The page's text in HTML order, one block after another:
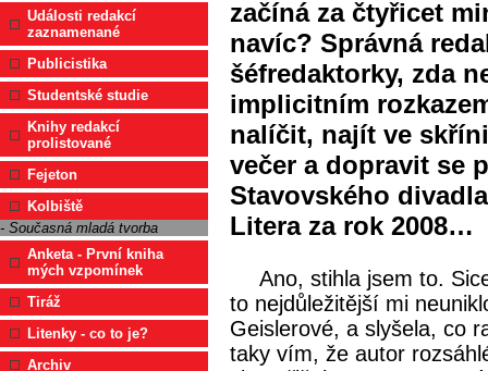
Události redakcí
zaznamenané
Publicistika
Studentské studie
Knihy redakcí
prolistované
Fejeton
Kolbiště
- Současná mladá tvorba
Anketa - První kniha
mých vzpomínek
Tiráž
Litenky - co to je?
Archiv
začíná za čtyřicet
navíc? Správná
šéfredaktorky, zda
implicitním
nalíčit, najít ve
večer a dopravit se
Stavovského
Litera za rok 2008…
Ano, stihla jsem to.
to nejdůležitější mi
Geislerové, a slyšela, co
taky vím, že autor